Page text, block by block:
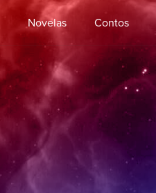
Novelas Contos